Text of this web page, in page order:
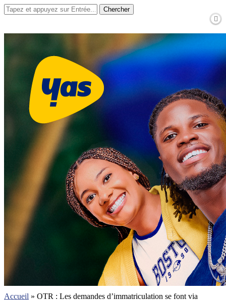
Chercher
Accueil » OTR : Les demandes d’immatriculation se font via